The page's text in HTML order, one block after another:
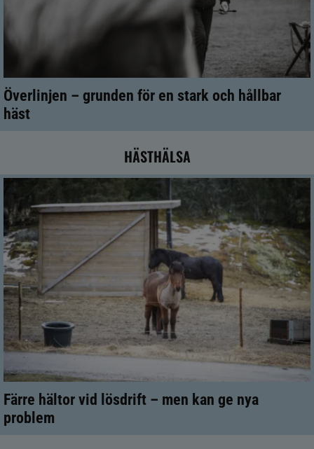
Överlinjen – grunden för en stark och hållbar
häst
HÄSTHÄLSA
Färre hältor vid lösdrift – men kan ge nya
problem